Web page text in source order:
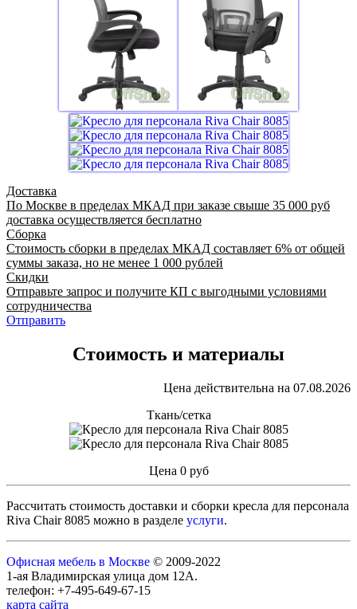
Доставка
По Москве в пределах МКАД при заказе свыше 35 000 руб
доставка осуществляется бесплатно
Сборка
Стоимость сборки в пределах МКАД составляет 6% от общей
суммы заказа, но не менее 1 000 рублей
Скидки
Отправьте запрос и получите КП с выгодными условиями
сотрудничества
Отправить
Стоимость и материалы
Цена действительна на 07.08.2026
Ткань/сетка
Цена 0руб
Рассчитать стоимость доставки и сборки кресла для персонала
Riva Chair 8085 можно в разделе услуги.
Офисная мебель в Москве © 2009-2022
1-ая Владимирская улица дом 12А.
телефон: +7-495-649-67-15
карта сайта